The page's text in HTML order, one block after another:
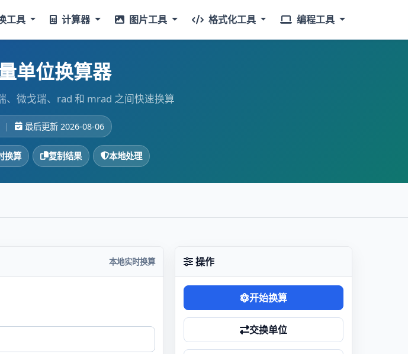
工具 计算器 图片工具 格式化工具 编程工具
单位换算器
、微戈瑞、rad 和 mrad 之间快速换算
| 最后更新 2026-08-06
换算 复制结果 本地处理
本地实时换算 操作
开始换算
交换单位